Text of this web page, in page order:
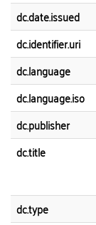
dc.date.issued
dc.identifier.uri
dc.language
dc.language.iso
dc.publisher
dc.title
dc.type